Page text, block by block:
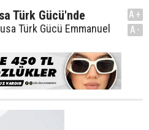
Türk Gücü'nde
Türk Gücü Emmanuel
A+
A-